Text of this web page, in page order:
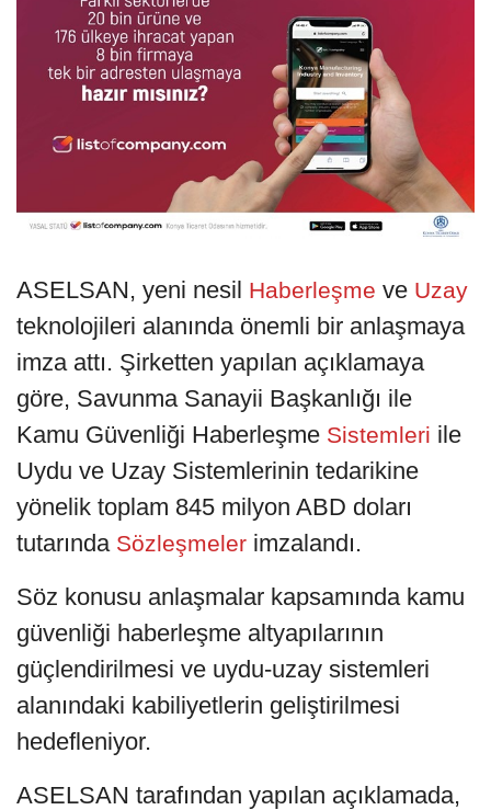
ASELSAN, yeni nesil Haberleşme ve Uzay
teknolojileri alanında önemli bir anlaşmaya
imza attı. Şirketten yapılan açıklamaya
göre, Savunma Sanayii Başkanlığı ile
Kamu Güvenliği Haberleşme Sistemleri ile
Uydu ve Uzay Sistemlerinin tedarikine
yönelik toplam 845 milyon ABD doları
tutarında Sözleşmeler imzalandı.
Söz konusu anlaşmalar kapsamında kamu
güvenliği haberleşme altyapılarının
güçlendirilmesi ve uydu-uzay sistemleri
alanındaki kabiliyetlerin geliştirilmesi
hedefleniyor.
ASELSAN tarafından yapılan açıklamada,